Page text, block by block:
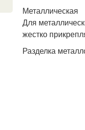
Металлическая
Для
жестко
Разделка